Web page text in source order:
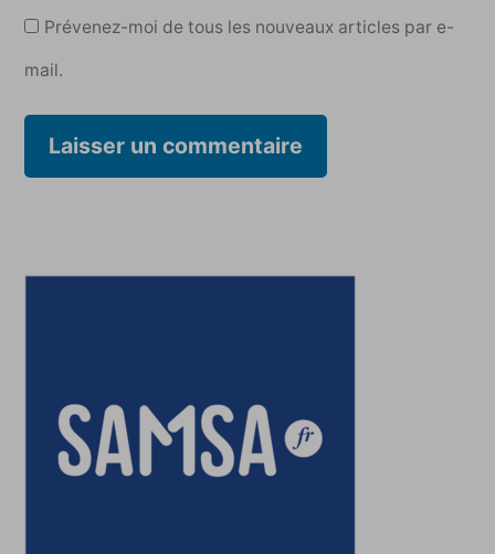
Prévenez-moi de tous les nouveaux articles par e-
mail.